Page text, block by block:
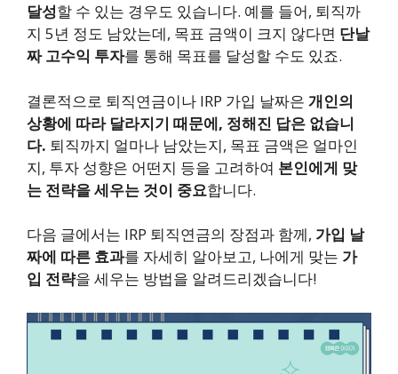
달성할 수 있는 경우도 있습니다. 예를 들어, 퇴직까
지 5년 정도 남았는데, 목표 금액이 크지 않다면 단날
짜 고수익 투자를 통해 목표를 달성할 수도 있죠.
결론적으로 퇴직연금이나 IRP 가입 날짜은 개인의
상황에 따라 달라지기 때문에, 정해진 답은 없습니
다. 퇴직까지 얼마나 남았는지, 목표 금액은 얼마인
지, 투자 성향은 어떤지 등을 고려하여 본인에게 맞
는 전략을 세우는 것이 중요합니다.
다음 글에서는 IRP 퇴직연금의 장점과 함께, 가입 날
짜에 따른 효과를 자세히 알아보고, 나에게 맞는 가
입 전략을 세우는 방법을 알려드리겠습니다!